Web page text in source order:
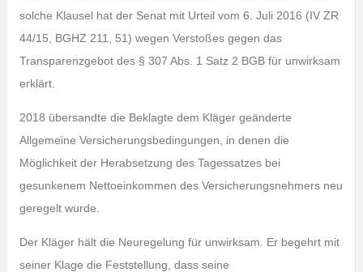
solche Klausel hat der Senat mit Urteil vom 6. Juli 2016 (IV ZR
44/15, BGHZ 211, 51) wegen Verstoßes gegen das
Transparenzgebot des § 307 Abs. 1 Satz 2 BGB für unwirksam
erklärt.
2018 übersandte die Beklagte dem Kläger geänderte
Allgemeine Versicherungsbedingungen, in denen die
Möglichkeit der Herabsetzung des Tagessatzes bei
gesunkenem Nettoeinkommen des Versicherungsnehmers neu
geregelt wurde.
Der Kläger hält die Neuregelung für unwirksam. Er begehrt mit
seiner Klage die Feststellung, dass seine